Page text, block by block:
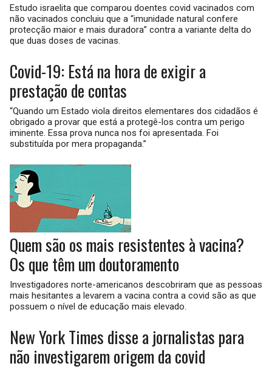
Estudo israelita que comparou doentes covid vacinados com
não vacinados concluiu que a “imunidade natural confere
protecção maior e mais duradora” contra a variante delta do
que duas doses de vacinas.
Covid-19: Está na hora de exigir a
prestação de contas
“Quando um Estado viola direitos elementares dos cidadãos é
obrigado a provar que está a protegê-los contra um perigo
iminente. Essa prova nunca nos foi apresentada. Foi
substituída por mera propaganda.”
Quem são os mais resistentes à vacina?
Os que têm um doutoramento
Investigadores norte-americanos descobriram que as pessoas
mais hesitantes a levarem a vacina contra a covid são as que
possuem o nível de educação mais elevado.
New York Times disse a jornalistas para
não investigarem origem da covid